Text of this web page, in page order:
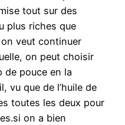
tout sur des
plus riches que
veut continuer
on peut choisir
de pouce en la
vu que de l’huile de
toutes les deux pour
on a bien